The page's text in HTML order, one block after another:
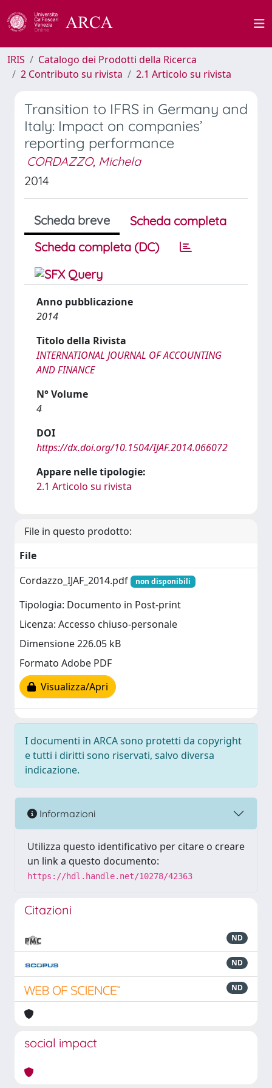
IRIS
Catalogo dei Prodotti della Ricerca
2 Contributo su rivista
2.1 Articolo su rivista
Transition to IFRS in Germany and
Italy: Impact on companies’
reporting performance
CORDAZZO, Michela
2014
Scheda breve
Scheda completa
Scheda completa (DC)
Anno pubblicazione
2014
Titolo della Rivista
INTERNATIONAL JOURNAL OF ACCOUNTING
AND FINANCE
N° Volume
4
DOI
https://dx.doi.org/10.1504/IJAF.2014.066072
Appare nelle tipologie:
2.1 Articolo su rivista
File in questo prodotto:
File
Cordazzo_IJAF_2014.pdf
non disponibili
Tipologia: Documento in Post-print
Licenza: Accesso chiuso-personale
Dimensione 226.05 kB
Formato Adobe PDF
Visualizza/Apri
I documenti in ARCA sono protetti da copyright
e tutti i diritti sono riservati, salvo diversa
indicazione.
Informazioni
Utilizza questo identificativo per citare o creare
un link a questo documento:
https://hdl.handle.net/10278/42363
Citazioni
ND
ND
ND
social impact